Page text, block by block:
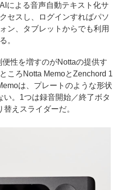
による音声自動テキスト化サ
セスし、ログインすればパソ
ン、タブレットからでも利用
。
性を増すのがNottaの提供す
ころNotta MemoとZenchord 1
は、プレートのような形状
い。1つは録音開始／終了ボタ
えスライダーだ。